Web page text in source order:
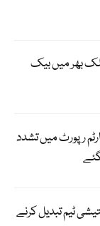
سے ملک بھر میں بیک
رپورٹ میں تشدد
ٹیم تبدیل کرنے